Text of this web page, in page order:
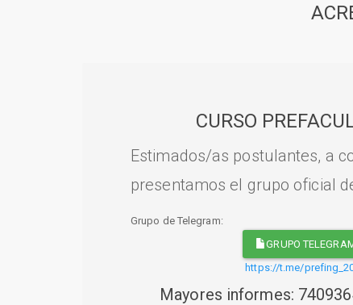
CURSO
Estimados/as postulantes, a
presentamos el grupo oficial
Grupo de Telegram:
GRUPO
https://t.me/
Mayores informes: